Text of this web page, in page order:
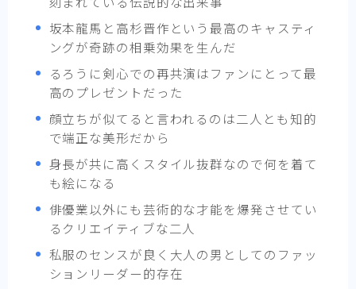
坂本龍馬と高杉晋作という最高のキャスティ
ングが奇跡の相乗効果を生んだ
るろうに剣心での再共演はファンにとって最
高のプレゼントだった
顔立ちが似てると言われるのは二人とも知的
で端正な美形だから
身長が共に高くスタイル抜群なので何を着て
も絵になる
俳優業以外にも芸術的な才能を爆発させてい
るクリエイティブな二人
私服のセンスが良く大人の男としてのファッ
ションリーダー的存在